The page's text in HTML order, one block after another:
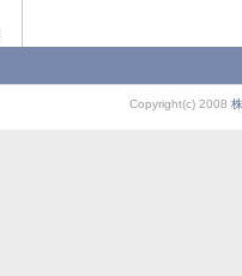
Copyright(c) 2008